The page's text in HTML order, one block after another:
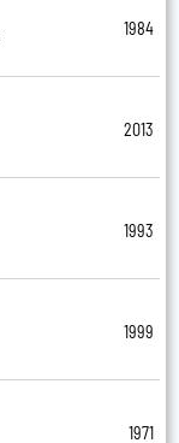
1984
2013
1993
1999
1971